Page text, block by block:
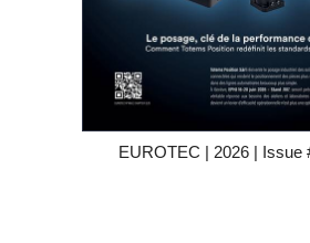
EUROTEC | 2026 | Issue